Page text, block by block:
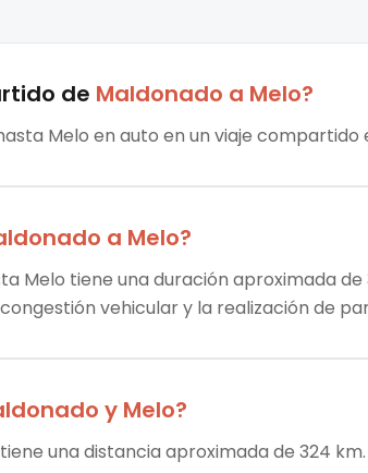
de Maldonado a Melo?
Melo en auto en un viaje compartido
a Melo?
Melo tiene una duración aproximada
vehicular y la realización de
y Melo?
una distancia aproximada de 324